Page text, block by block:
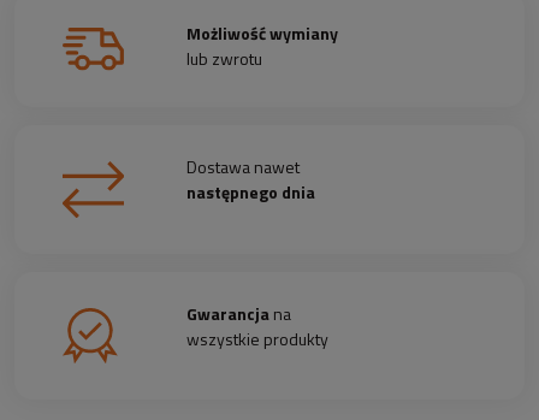
Możliwość wymiany
lub zwrotu
Dostawa nawet
następnego dnia
Gwarancjana
wszystkie produkty